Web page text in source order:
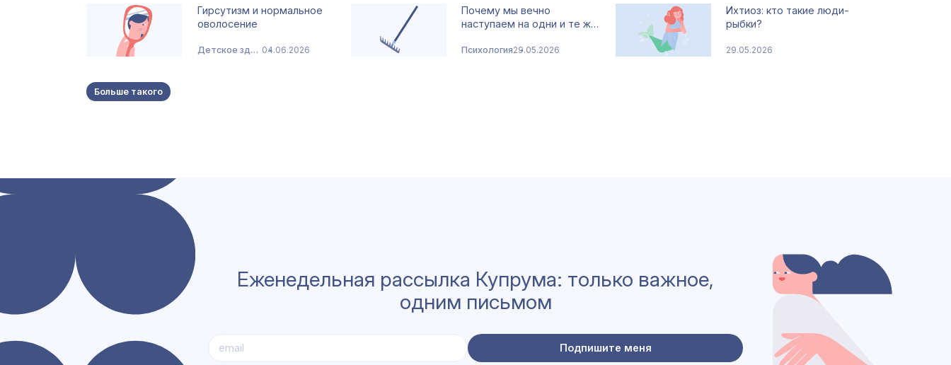
Гирсутизм и нормальное
оволосение
Детское здоровье 04.06.2026
Почему мы вечно
наступаем на одни и те ж…
Психология29.05.2026
Ихтиоз: кто такие люди-
рыбки?
29.05.2026
Больше такого
Еженедельная рассылка Купрума: только важное,
одним письмом
Подпишите меня